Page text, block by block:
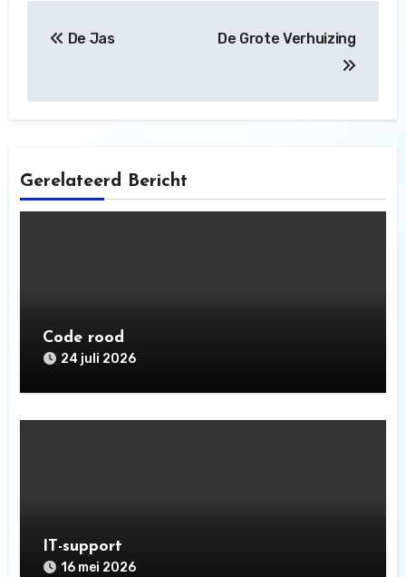
De Jas De Grote Verhuizing
Gerelateerd Bericht
Code rood
24 juli 2026
IT-support
16 mei 2026